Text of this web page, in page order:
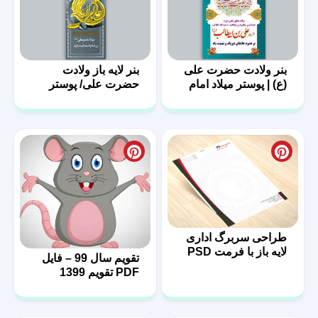
بنر ولادت حضرت علی
(ع) | پوستر میلاد امام
بنر لایه باز ولادت
حضرت علی/ پوستر
طراحی سربرگ اداری
لایه باز با فرمت PSD
تقویم سال 99 – فایل
PDF تقویم 1399